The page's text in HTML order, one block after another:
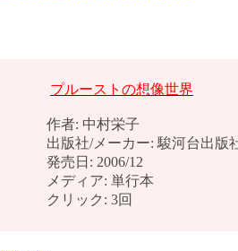
プルーストの想像世界
作者: 中村栄子
出版社/メーカー: 駿河台出版
発売日: 2006/12
メディア: 単行本
クリック: 3回